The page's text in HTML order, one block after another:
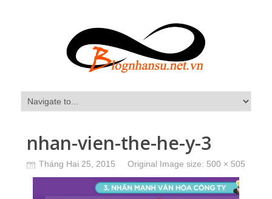
nhan-vien-the-he-y-3
Tháng Hai 25, 2015 Original Image size: 500 × 505